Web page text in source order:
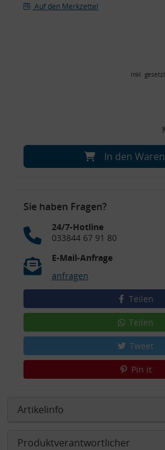
Auf den Merkzettel
inkl.
In den
Sie haben Fragen?
24/7-Hotline
033844 67 91 80
E-Mail-Anfrage
anfragen
Teilen
Teilen
Tweet
Pin it
Artikelinfo
Produktverantwortlicher